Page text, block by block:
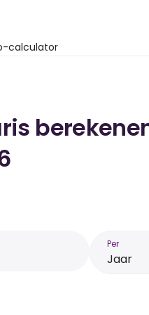
calculator
Per
Jaar